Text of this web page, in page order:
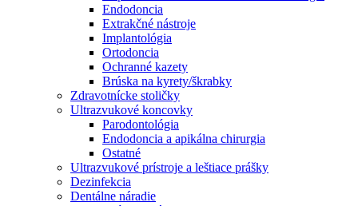
Endodoncia
Extrakčné nástroje
Implantológia
Ortodoncia
Ochranné kazety
Brúska na kyrety/škrabky
Zdravotnícke stoličky
Ultrazvukové koncovky
Parodontológia
Endodoncia a apikálna chirurgia
Ostatné
Ultrazvukové prístroje a leštiace prášky
Dezinfekcia
Dentálne náradie